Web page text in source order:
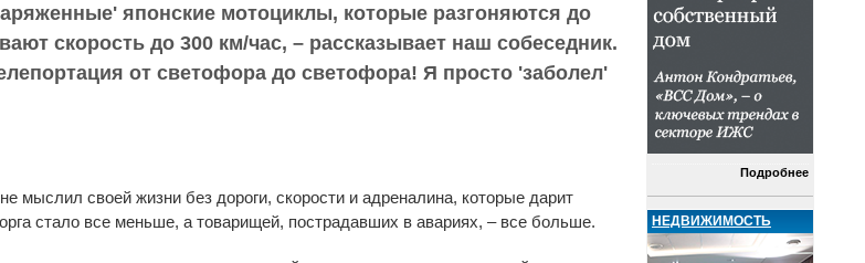
японские мотоциклы, которые разгоняются до
скорость до 300 км/час, – рассказывает наш собеседник.
от светофора до светофора! Я просто 'заболел'
мыслил своей жизни без дороги, скорости и адреналина, которые дарит
стало все меньше, а товарищей, пострадавших в авариях, – все больше.
Подробнее
НЕДВИЖИМОСТЬ